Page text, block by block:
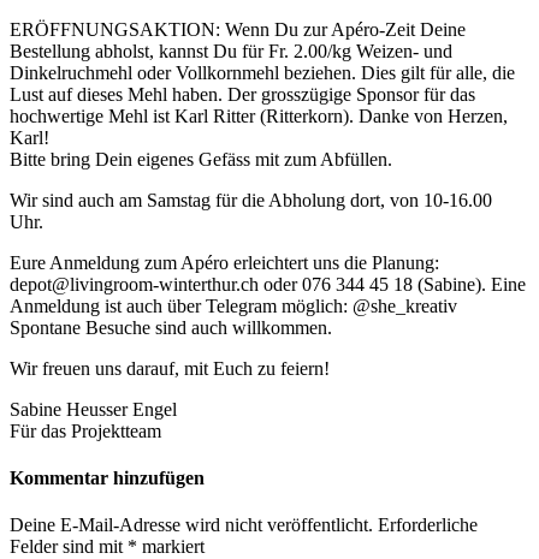
ERÖFFNUNGSAKTION: Wenn Du zur Apéro-Zeit Deine
Bestellung abholst, kannst Du für Fr. 2.00/kg Weizen- und
Dinkelruchmehl oder Vollkornmehl beziehen. Dies gilt für alle, die
Lust auf dieses Mehl haben. Der grosszügige Sponsor für das
hochwertige Mehl ist Karl Ritter (Ritterkorn). Danke von Herzen,
Karl!
Bitte bring Dein eigenes Gefäss mit zum Abfüllen.
Wir sind auch am Samstag für die Abholung dort, von 10-16.00
Uhr.
Eure Anmeldung zum Apéro erleichtert uns die Planung:
depot@livingroom-winterthur.ch oder 076 344 45 18 (Sabine). Eine
Anmeldung ist auch über Telegram möglich: @she_kreativ
Spontane Besuche sind auch willkommen.
Wir freuen uns darauf, mit Euch zu feiern!
Sabine Heusser Engel
Für das Projektteam
Kommentar hinzufügen
Deine E-Mail-Adresse wird nicht veröffentlicht. Erforderliche
Felder sind mit * markiert